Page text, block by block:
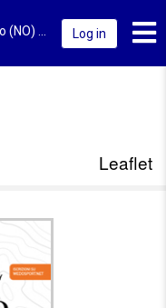
Log in
Leaflet